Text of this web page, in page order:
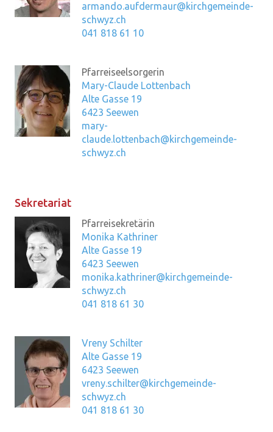
armando.aufdermaur@kirchgemeinde-
schwyz.ch
041 818 61 10
Pfarreiseelsorgerin
Mary-Claude Lottenbach
Alte Gasse 19
6423 Seewen
mary-
claude.lottenbach@kirchgemeinde-
schwyz.ch
Sekretariat
Pfarreisekretärin
Monika Kathriner
Alte Gasse 19
6423 Seewen
monika.kathriner@kirchgemeinde-
schwyz.ch
041 818 61 30
Vreny Schilter
Alte Gasse 19
6423 Seewen
vreny.schilter@kirchgemeinde-
schwyz.ch
041 818 61 30